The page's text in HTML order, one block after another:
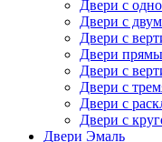
Двери с
Двери с
Двери с
Двери
Двери с
Двери с
Двери с
Двери с
Двери Эмаль